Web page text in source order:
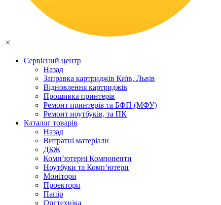
Сервісний центр
Назад
Заправка картриджів Київ, Львів
Відновлення картриджів
Прошивка принтерів
Ремонт принтерів та БФП (МФУ)
Ремонт ноутбуків, та ПК
Каталог товарів
Назад
Витратні матеріали
ДБЖ
Комп’ютерні Компоненти
Ноутбуки та Комп’ютери
Монітори
Проектори
Папір
Оргтехніка